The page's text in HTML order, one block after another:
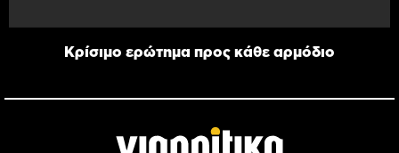
Κρίσιμο ερώτημα προς κάθε αρμόδιο